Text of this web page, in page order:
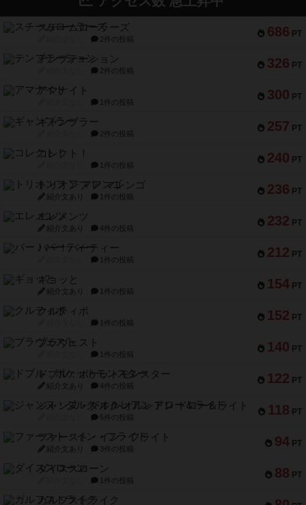
686 PT
スチームローラーズ
2件の投稿
326 PT
テンプテーション
2件の投稿
300 PT
アマナイト
1件の投稿
257 PT
ギャンブラー
2件の投稿
240 PT
コレクト！
1件の投稿
236 PT
トリオンフ ア マレンゴ
紹介文あり 1件の投稿
232 PT
エレメンツ
紹介文あり 4件の投稿
212 PT
バー！パーティー
1件の投稿
154 PT
ギョッと
紹介文あり 1件の投稿
152 PT
クルティボ
1件の投稿
140 PT
ブラヴェスト
1件の投稿
122 PT
ドブル：ポケットモンスター
紹介文あり 4件の投稿
118 PT
ジャンヌ・ダルク-オルレアン ドロー＆ライト
5件の投稿
94 PT
ファースト・イン・フライト
紹介文あり 3件の投稿
88 PT
ダイススローン
1件の投稿
ガルフストライク